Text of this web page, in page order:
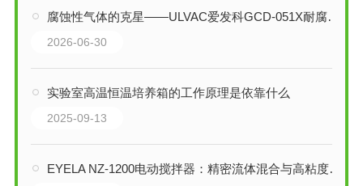
腐蚀性气体的克星——ULVAC爱发科GCD-051X耐腐蚀驱动式油旋真空泵技术解析
2026-06-30
实验室高温恒温培养箱的工作原理是依靠什么
2025-09-13
EYELA NZ-1200电动搅拌器：精密流体混合与高粘度处理的理想之选